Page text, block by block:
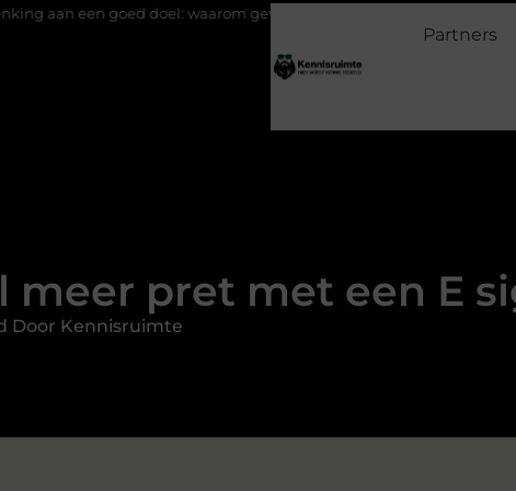
doel: waarom geven belangrijk is en hoe het werkt
Partners
meer pret met een E
Door Kennisruimte